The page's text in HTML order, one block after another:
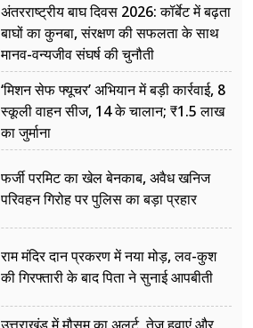
अंतरराष्ट्रीय बाघ दिवस 2026: कॉर्बेट में बढ़ता
बाघों का कुनबा, संरक्षण की सफलता के साथ
मानव-वन्यजीव संघर्ष की चुनौती
‘मिशन सेफ फ्यूचर’ अभियान में बड़ी कार्रवाई, 8
स्कूली वाहन सीज, 14 के चालान; ₹1.5 लाख
का जुर्माना
फर्जी परमिट का खेल बेनकाब, अवैध खनिज
परिवहन गिरोह पर पुलिस का बड़ा प्रहार
राम मंदिर दान प्रकरण में नया मोड़, लव-कुश
की गिरफ्तारी के बाद पिता ने सुनाई आपबीती